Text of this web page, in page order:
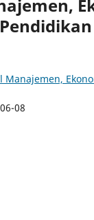
Manajemen,
08